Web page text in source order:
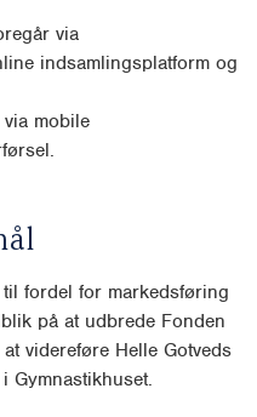
via
indsamlingsplatform og
mobile
fordel for markedsføring
på at udbrede Fonden
videreføre Helle Gotveds
Gymnastikhuset.